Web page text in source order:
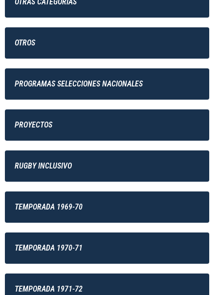
OTROS
PROGRAMAS SELECCIONES NACIONALES
PROYECTOS
RUGBY INCLUSIVO
TEMPORADA 1969-70
TEMPORADA 1970-71
TEMPORADA 1971-72